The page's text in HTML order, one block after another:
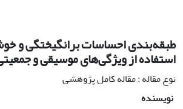
طبقه‌بندی احساسات برانگیختگی و
استفاده از ویژگی‌های موسیقی و
نوع مقاله : مقاله کامل پژوهشی
نویسنده